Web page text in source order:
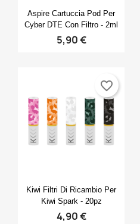
Anteprima
Aspire Cartuccia Pod Per
Cyber DTE Con Filtro - 2ml
5,90 €
Anteprima
Kiwi Filtri Di Ricambio Per
Kiwi Spark - 20pz
4,90 €
favorite_border